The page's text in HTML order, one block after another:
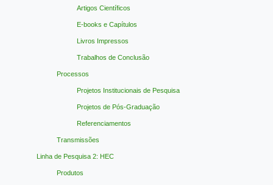
Artigos Científicos
E-books e Capítulos
Livros Impressos
Trabalhos de Conclusão
Processos
Projetos Institucionais de Pesquisa
Projetos de Pós-Graduação
Referenciamentos
Transmissões
Linha de Pesquisa 2: HEC
Produtos